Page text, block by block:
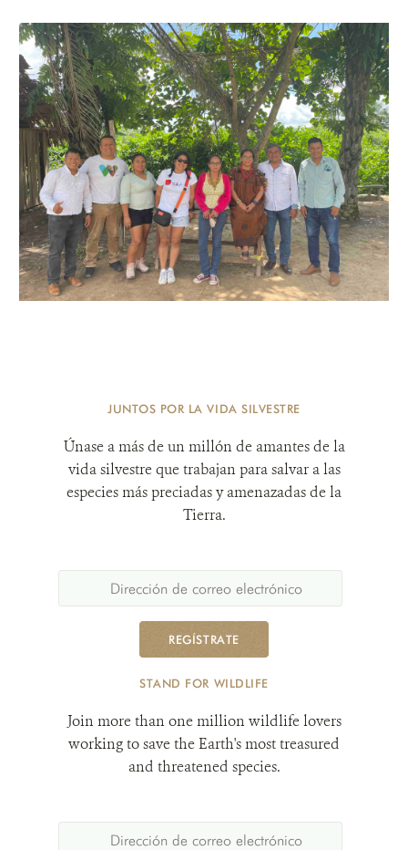
JUNTOS POR LA VIDA SILVESTRE
Únase a más de un millón de amantes de la
vida silvestre que trabajan para salvar a las
especies más preciadas y amenazadas de la
Tierra.
REGÍSTRATE
STAND FOR WILDLIFE
Join more than one million wildlife lovers
working to save the Earth's most treasured
and threatened species.